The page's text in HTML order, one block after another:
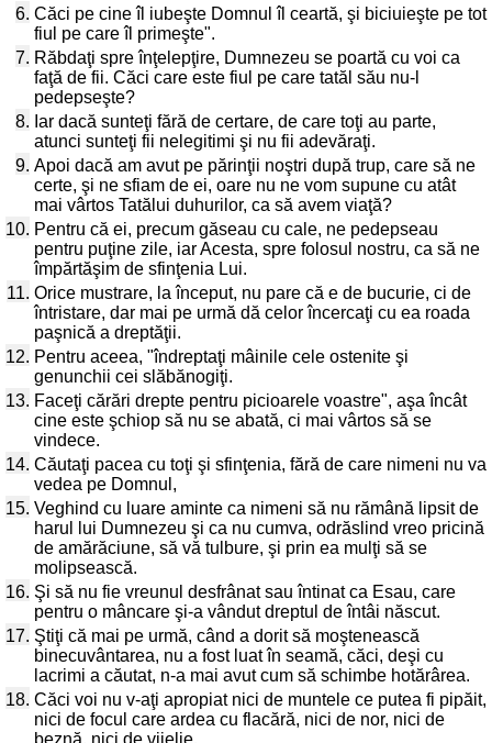
6. Căci pe cine îl iubeşte Domnul îl ceartă, şi biciuieşte pe tot
fiul pe care îl primeşte".
7. Răbdaţi spre înţelepţire, Dumnezeu se poartă cu voi ca
faţă de fii. Căci care este fiul pe care tatăl său nu-l
pedepseşte?
8. Iar dacă sunteţi fără de certare, de care toţi au parte,
atunci sunteţi fii nelegitimi şi nu fii adevăraţi.
9. Apoi dacă am avut pe părinţii noştri după trup, care să ne
certe, şi ne sfiam de ei, oare nu ne vom supune cu atât
mai vârtos Tatălui duhurilor, ca să avem viaţă?
10. Pentru că ei, precum găseau cu cale, ne pedepseau
pentru puţine zile, iar Acesta, spre folosul nostru, ca să ne
împărtăşim de sfinţenia Lui.
11. Orice mustrare, la început, nu pare că e de bucurie, ci de
întristare, dar mai pe urmă dă celor încercaţi cu ea roada
paşnică a dreptăţii.
12. Pentru aceea, "îndreptaţi mâinile cele ostenite şi
genunchii cei slăbănogiţi.
13. Faceţi cărări drepte pentru picioarele voastre", aşa încât
cine este şchiop să nu se abată, ci mai vârtos să se
vindece.
14. Căutaţi pacea cu toţi şi sfinţenia, fără de care nimeni nu va
vedea pe Domnul,
15. Veghind cu luare aminte ca nimeni să nu rămână lipsit de
harul lui Dumnezeu şi ca nu cumva, odrăslind vreo pricină
de amărăciune, să vă tulbure, şi prin ea mulţi să se
molipsească.
16. Şi să nu fie vreunul desfrânat sau întinat ca Esau, care
pentru o mâncare şi-a vândut dreptul de întâi născut.
17. Ştiţi că mai pe urmă, când a dorit să moştenească
binecuvântarea, nu a fost luat în seamă, căci, deşi cu
lacrimi a căutat, n-a mai avut cum să schimbe hotărârea.
18. Căci voi nu v-aţi apropiat nici de muntele ce putea fi pipăit,
nici de focul care ardea cu flacără, nici de nor, nici de
beznă, nici de vijelie,